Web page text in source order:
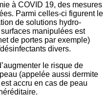
à COVID 19, des mesures
Parmi celles-ci figurent le
de solutions hydro-
manipulées est
de portes par exemple)
divers.
le risque de
(appelée aussi dermite
accru en cas de peau